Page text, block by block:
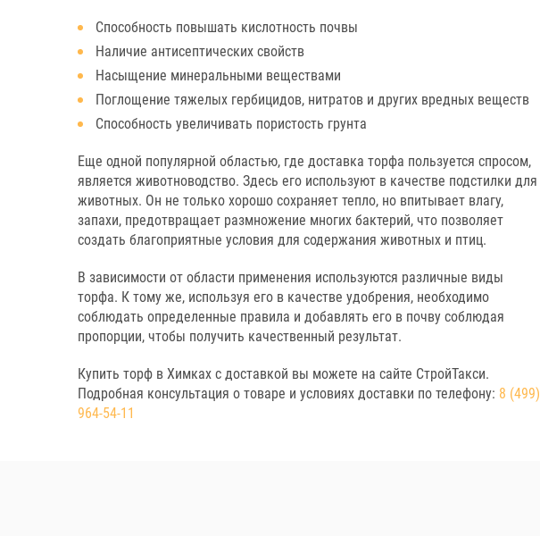
Способность повышать кислотность почвы
Наличие антисептических свойств
Насыщение минеральными веществами
Поглощение тяжелых гербицидов, нитратов и других вредных веществ
Способность увеличивать пористость грунта
Еще одной популярной областью, где доставка торфа пользуется спросом,
является животноводство. Здесь его используют в качестве подстилки для
животных. Он не только хорошо сохраняет тепло, но впитывает влагу,
запахи, предотвращает размножение многих бактерий, что позволяет
создать благоприятные условия для содержания животных и птиц.
В зависимости от области применения используются различные виды
торфа. К тому же, используя его в качестве удобрения, необходимо
соблюдать определенные правила и добавлять его в почву соблюдая
пропорции, чтобы получить качественный результат.
Купить торф в Химках с доставкой вы можете на сайте СтройТакси.
Подробная консультация о товаре и условиях доставки по телефону: 8 (499)
964-54-11